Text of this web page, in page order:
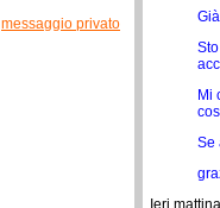
messaggio privato
Mi
Se
Ieri